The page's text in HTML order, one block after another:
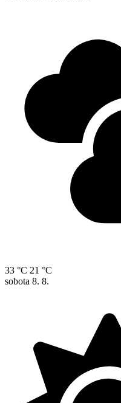
33 °C 21 °C
sobota 8. 8.